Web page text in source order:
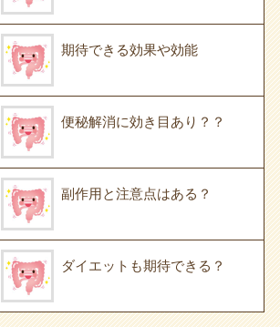
期待できる効果や効能
便秘解消に効き目あり？？
副作用と注意点はある？
ダイエットも期待できる？